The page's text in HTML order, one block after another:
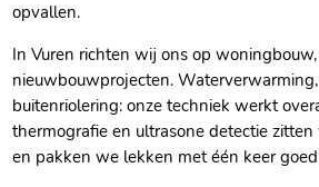
opvallen.
In Vuren richten wij ons op
nieuwbouwprojecten.
buitenriolering: onze techniek werkt
thermografie en ultrasone detectie
en pakken we lekken met één keer